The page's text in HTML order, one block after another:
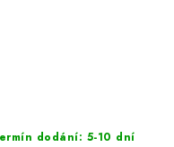
dodání: 5-10 dní